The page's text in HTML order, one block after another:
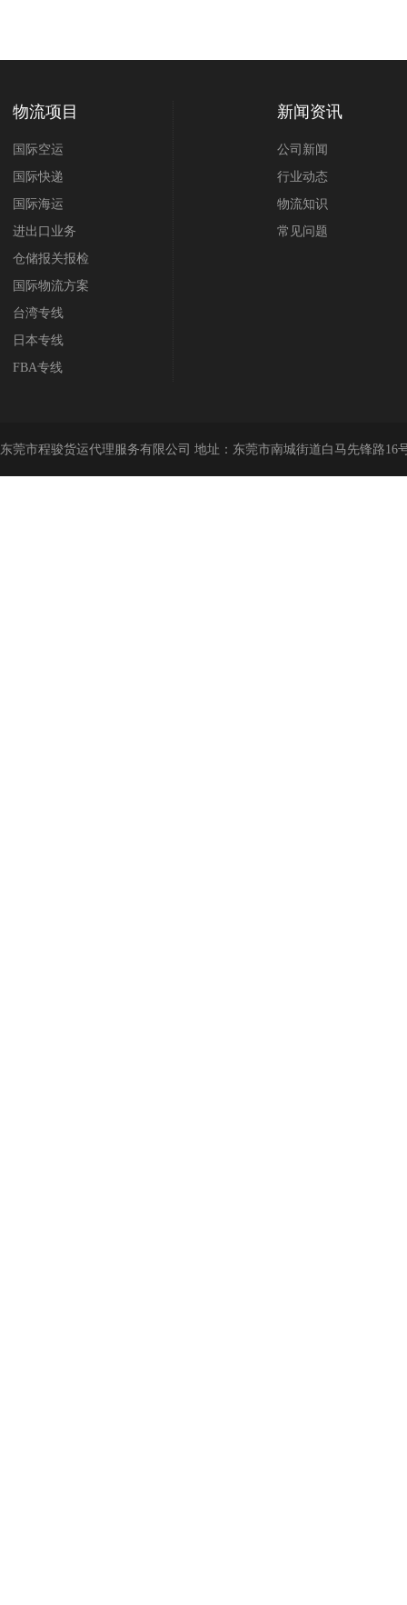
物流项目
国际空运
国际快递
国际海运
进出口业务
仓储报关报检
国际物流方案
台湾专线
日本专线
FBA专线
新闻资讯
公司新闻
行业动态
物流知识
常见问题
东莞市程骏货运代理服务有限公司 地址：东莞市南城街道白马先锋路